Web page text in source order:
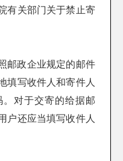
有关部门关于禁止寄
邮政企业规定的邮件
填写收件人和寄件人
对于交寄的给据邮
户还应当填写收件人